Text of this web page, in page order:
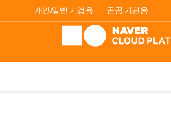
개인/일반 기업용 공공 기관용